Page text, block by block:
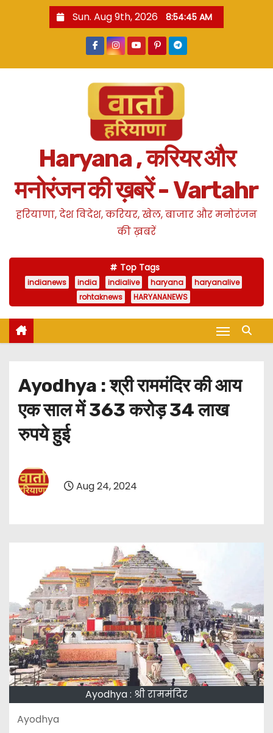
Sun. Aug 9th, 2026 8:54:46 AM
Haryana , करियर और
मनोरंजन की ख़बरें - Vartahr
हरियाणा, देश विदेश, करियर, खेल, बाजार और मनोरंजन
की ख़बरें
Top Tags
indianews india indialive haryana
haryanalive
rohtaknews
HARYANANEWS
Ayodhya : श्री राममंदिर की आय
एक साल में 363 करोड़ 34 लाख
रुपये हुई
Aug 24, 2024
Ayodhya : श्री राममंदिर
Ayodhya